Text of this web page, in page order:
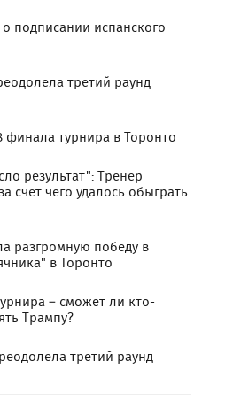
подписании испанского
третий раунд
турнира в Торонто
результат": Тренер
счет чего удалось обыграть
разгромную победу в
в Торонто
– сможет ли кто-
Трампу?
третий раунд